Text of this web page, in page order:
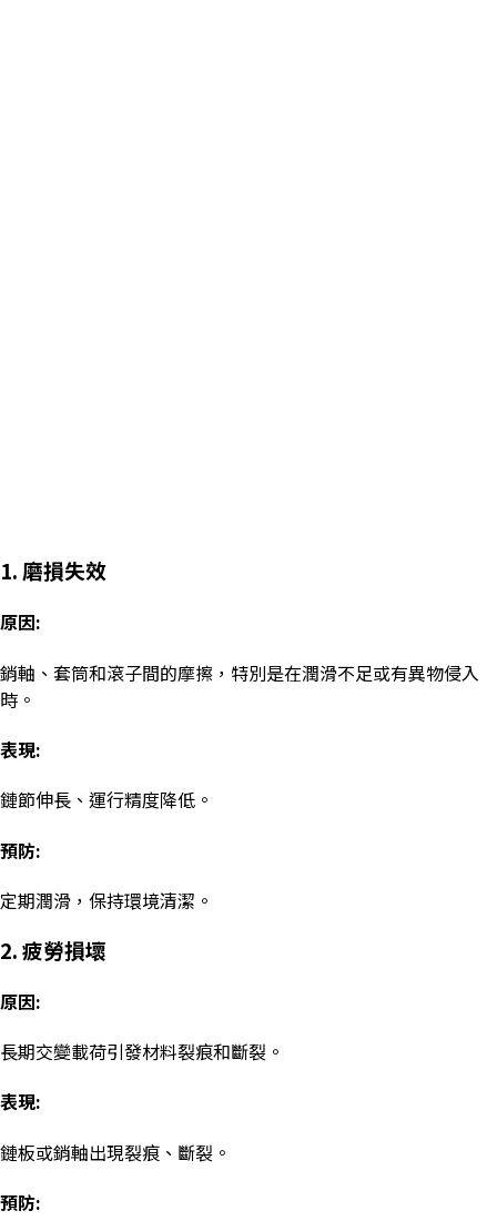
1. 磨損失效
原因:
銷軸、套筒和滾子間的摩擦，特別是在潤滑不足或有異物侵入
時。
表現:
鏈節伸長、運行精度降低。
預防:
定期潤滑，保持環境清潔。
2. 疲勞損壞
原因:
長期交變載荷引發材料裂痕和斷裂。
表現:
鏈板或銷軸出現裂痕、斷裂。
預防: